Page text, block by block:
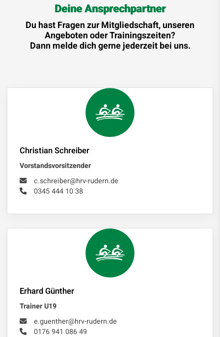
Deine Ansprechpartner
Du hast Fragen zur Mitgliedschaft, unseren
Angeboten oder Trainingszeiten?
Dann melde dich gerne jederzeit bei uns.
Christian Schreiber
Vorstandsvorsitzender
c.schreiber@hrv-rudern.de
0345 444 10 38
Erhard Günther
Trainer U19
e.guenther@hrv-rudern.de
0176 941 086 49